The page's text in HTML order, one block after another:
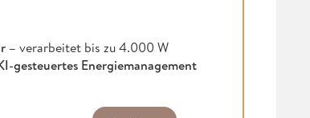
– verarbeitet bis zu 4.000 W
gesteuertes Energiemanagement